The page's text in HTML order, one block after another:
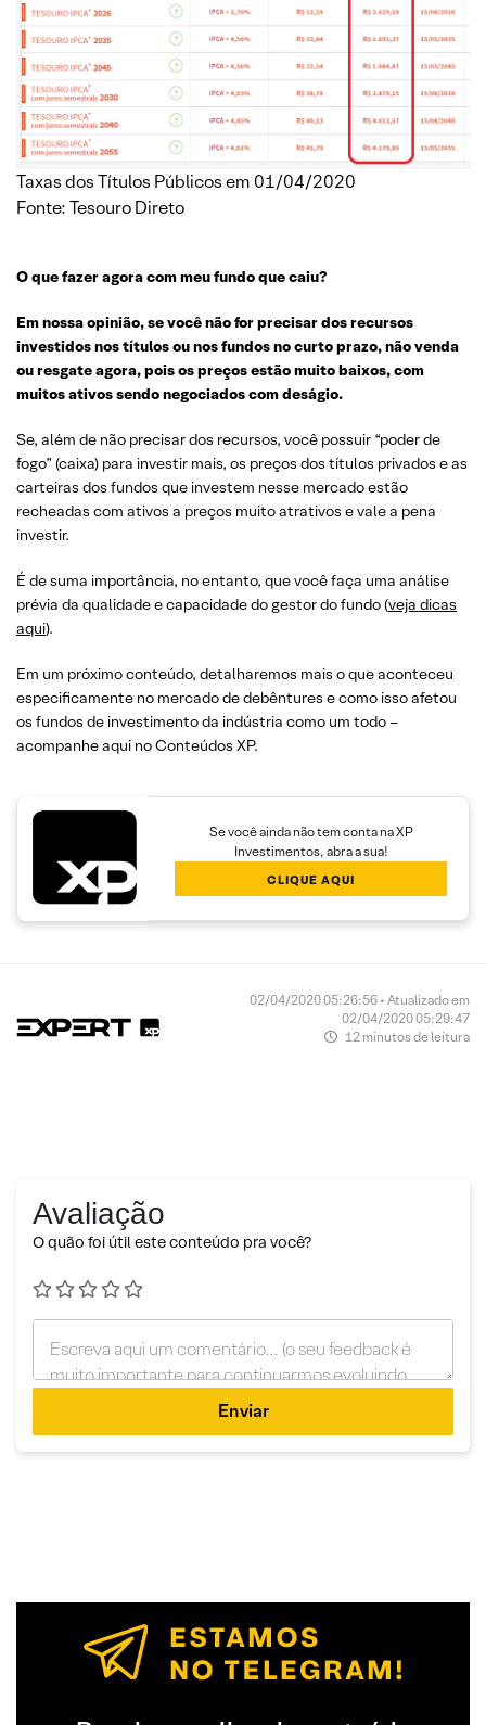
Taxas dos Títulos Públicos em 01/04/2020
Fonte: Tesouro Direto
O que fazer agora com meu fundo que caiu?
Em nossa opinião, se você não for precisar dos recursos
investidos nos títulos ou nos fundos no curto prazo, não venda
ou resgate agora, pois os preços estão muito baixos, com
muitos ativos sendo negociados com deságio.
Se, além de não precisar dos recursos, você possuir “poder de
fogo” (caixa) para investir mais, os preços dos títulos privados e as
carteiras dos fundos que investem nesse mercado estão
recheadas com ativos a preços muito atrativos e vale a pena
investir.
É de suma importância, no entanto, que você faça uma análise
prévia da qualidade e capacidade do gestor do fundo (veja dicas
aqui).
Em um próximo conteúdo, detalharemos mais o que aconteceu
especificamente no mercado de debêntures e como isso afetou
os fundos de investimento da indústria como um todo –
acompanhe aqui no Conteúdos XP.
Se você ainda não tem conta na XP
Investimentos, abra a sua!
CLIQUE AQUI
02/04/2020 05:26:56 • Atualizado em
02/04/2020 05:29:47
12 minutos de leitura
Avaliação
O quão foi útil este conteúdo pra você?
Enviar